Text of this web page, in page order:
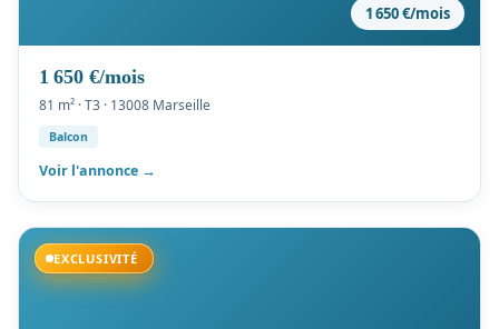
1 650 €/mois
1 650 €/mois
81 m² · T3 · 13008 Marseille
Balcon
Voir l'annonce →
EXCLUSIVITÉ
Disponible